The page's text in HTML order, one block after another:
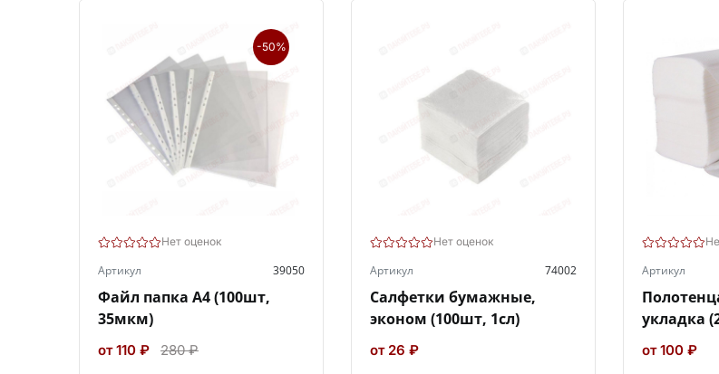
-50%
Нет оценок
Артикул 39050
Файл папка А4 (100шт,
35мкм)
от 110 ₽ 280 ₽
Нет оценок
Артикул 74002
Салфетки бумажные,
эконом (100шт, 1сл)
от 26 ₽
Артикул
укладка
от 100 ₽